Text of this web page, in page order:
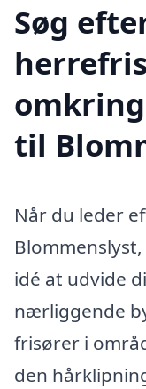
Søg
til
Når du leder
idé at udvide
nærliggende
frisører i
den